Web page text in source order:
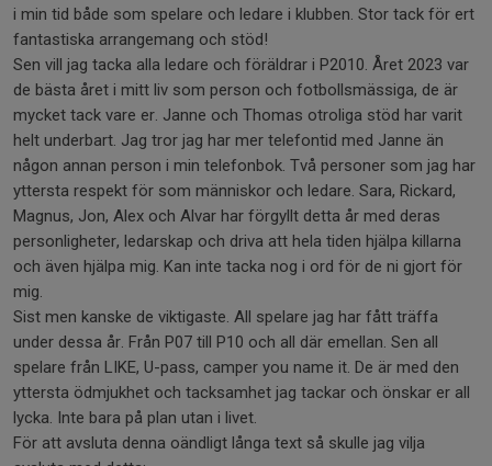
i min tid både som spelare och ledare i klubben. Stor tack för ert
fantastiska arrangemang och stöd!
Sen vill jag tacka alla ledare och föräldrar i P2010. Året 2023 var
de bästa året i mitt liv som person och fotbollsmässiga, de är
mycket tack vare er. Janne och Thomas otroliga stöd har varit
helt underbart. Jag tror jag har mer telefontid med Janne än
någon annan person i min telefonbok. Två personer som jag har
yttersta respekt för som människor och ledare. Sara, Rickard,
Magnus, Jon, Alex och Alvar har förgyllt detta år med deras
personligheter, ledarskap och driva att hela tiden hjälpa killarna
och även hjälpa mig. Kan inte tacka nog i ord för de ni gjort för
mig.
Sist men kanske de viktigaste. All spelare jag har fått träffa
under dessa år. Från P07 till P10 och all där emellan. Sen all
spelare från LIKE, U-pass, camper you name it. De är med den
yttersta ödmjukhet och tacksamhet jag tackar och önskar er all
lycka. Inte bara på plan utan i livet.
För att avsluta denna oändligt långa text så skulle jag vilja